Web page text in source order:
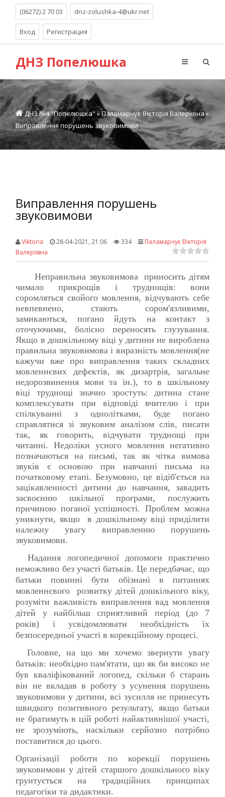
(06272) 2 70 03 dnz-zolushka-4@ukr.net
Вход Регистрация
ДНЗ Попелюшка
ДНЗ №4 "Попелюшка"»Паламарчук Вікторія Валеріївна»
Виправлення порушень звуковимови
Виправлення порушень
звуковимови
Viktoria 28-04-2021, 21:06 334
Паламарчук Вікторія
Валеріївна
Неправильна звуковимова приносить дітям
чимало прикрощів і труднощів: вони
соромляться свойого мовлення, відчувають себе
невпевнено, стають сором'язливими,
замикаються, погано йдуть на контакт з
оточуючими, болісно переносять глузування.
Якщо в дошкільному віці у дитини не вироблена
правильна звуковимова і виразність мовлення(не
кажучи вже про виправлення таких складних
мовленнєвих дефектів, як дизартрія, загальне
недорозвинення мови та ін.), то в шкільному
віці труднощі значно зростуть: дитина стане
комплексувати при відповіді вчителю і при
спілкуванні з однолітками, буде погано
справлятися зі звуковим аналізом слів, писати
так, як говорить, відчувати труднощі при
читанні. Недоліки усного мовлення негативно
позначаються на письмі, так як чітка вимова
звуків є основою при навчанні письма на
початковому етапі. Безумовно, це відіб'ється на
зацікавленності дитини до навчання, завадить
засвоєнню шкільної програми, послужить
причиною поганої успішності. Проблем можна
уникнути, якщо в дошкільному віці приділити
належну увагу виправленню порушень
звуковимови.
Надання логопедичної допомоги практично
неможливо без участі батьків. Це передбачає, що
батьки повинні бути обізнані в питаннях
мовленнєвого розвитку дітей дошкільного віку,
розуміти важливість виправлення вад мовлення
дітей у найбільш сприятливий період (до 7
років) і усвідомлювати необхідність їх
безпосередньої участі в корекційному процесі.
Головне, на що ми хочемо звернути увагу
батьків: необхідно пам'ятати, що як би високо не
був кваліфікований логопед, скільки б старань
він не вкладав в роботу з усунення порушень
звуковимови у дитини, всі зусилля не принесуть
швидкого позитивного результату, якщо батьки
не братимуть в цій роботі найактивнішої участі,
не зрозуміють, наскільки серйозно потрібно
поставитися до цього.
Організації роботи по корекції порушень
звуковимови у дітей старшого дошкільного віку
грунтується на традиційних принципах
педагогіки та дидактики.